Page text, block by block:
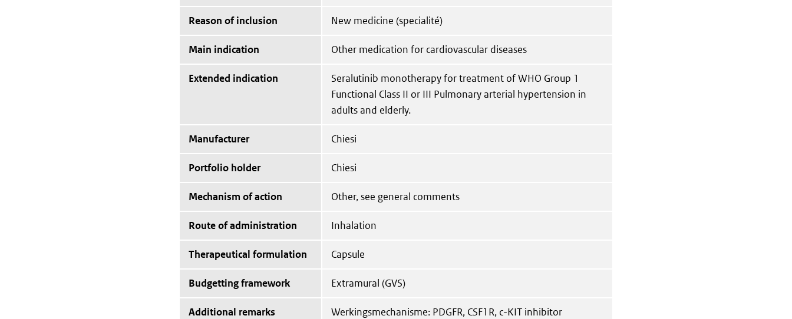
Reason of inclusion New medicine (specialité)
Main indication Other medication for cardiovascular diseases
Extended indication
Seralutinib monotherapy for treatment of WHO Group 1
Functional Class II or III Pulmonary arterial hypertension in
adults and elderly.
Manufacturer Chiesi
Portfolio holder Chiesi
Mechanism of action Other, see general comments
Route of administration Inhalation
Therapeutical formulation Capsule
Budgetting framework Extramural (GVS)
Additional remarks Werkingsmechanisme: PDGFR, CSF1R, c-KIT inhibitor